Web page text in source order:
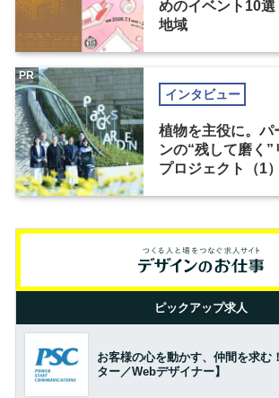
めのイベント10
地域
インタビュー
植物を主役に。パ
ンの“残して磨く
プロジェクト（1）
PR
ピックアップ求人
お客様の心を動かす、仲間を求む
ター／Webデザイナー】